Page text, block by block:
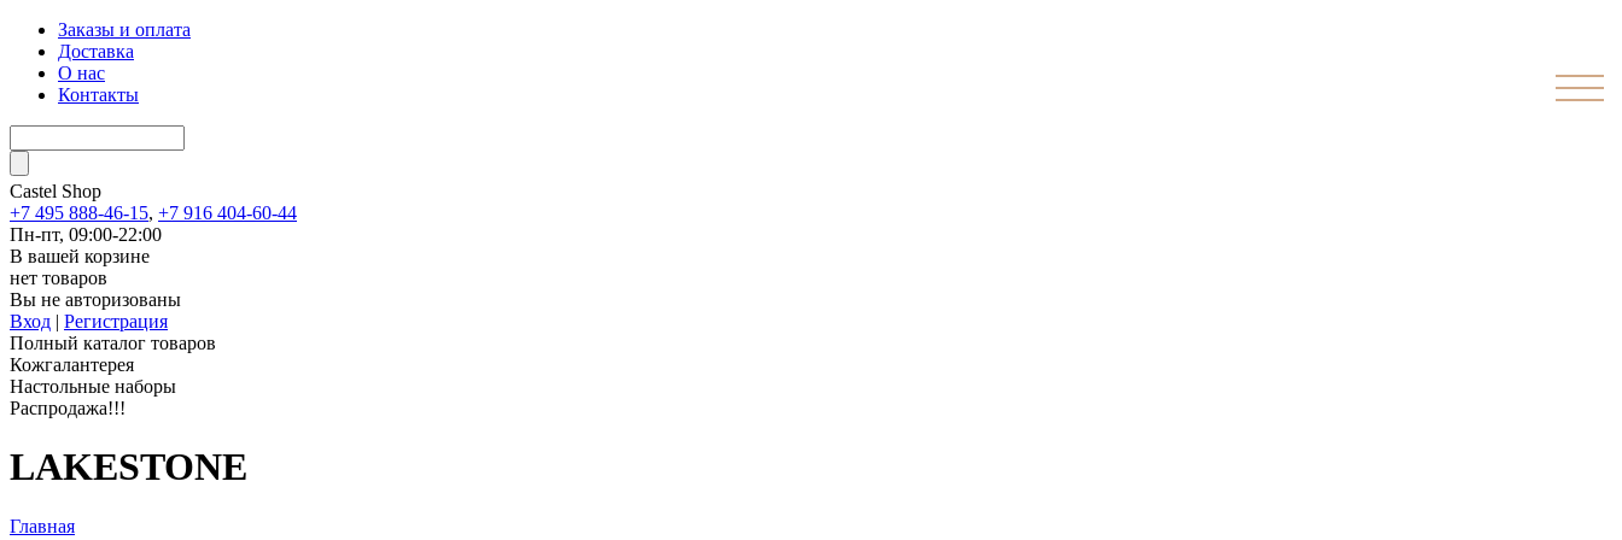
Заказы и оплата
Доставка
О нас
Контакты
Castel Shop
+7 495 888-46-15, +7 916 404-60-44
Пн-пт, 09:00-22:00
В вашей корзине
нет товаров
Вы не авторизованы
Вход | Регистрация
Полный каталог товаров
Кожгалантерея
Настольные наборы
Распродажа!!!
LAKESTONE
Главная